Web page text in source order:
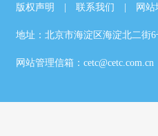
版权声明 联系我们 网站
地址：北京市海淀区海淀北二
网站管理信箱：